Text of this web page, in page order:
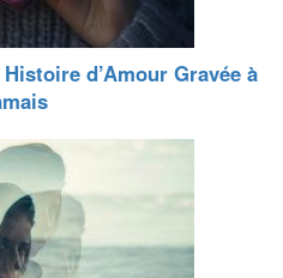
d’Amour Gravée à